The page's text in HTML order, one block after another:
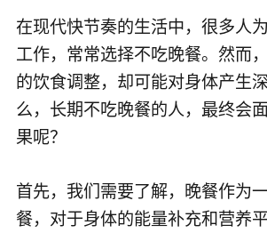
在现代快节奏的生活中，很多人
工作，常常选择不吃晚餐。然而
的饮食调整，却可能对身体产生
么，长期不吃晚餐的人，最终会
果呢？
首先，我们需要了解，晚餐作为
餐，对于身体的能量补充和营养